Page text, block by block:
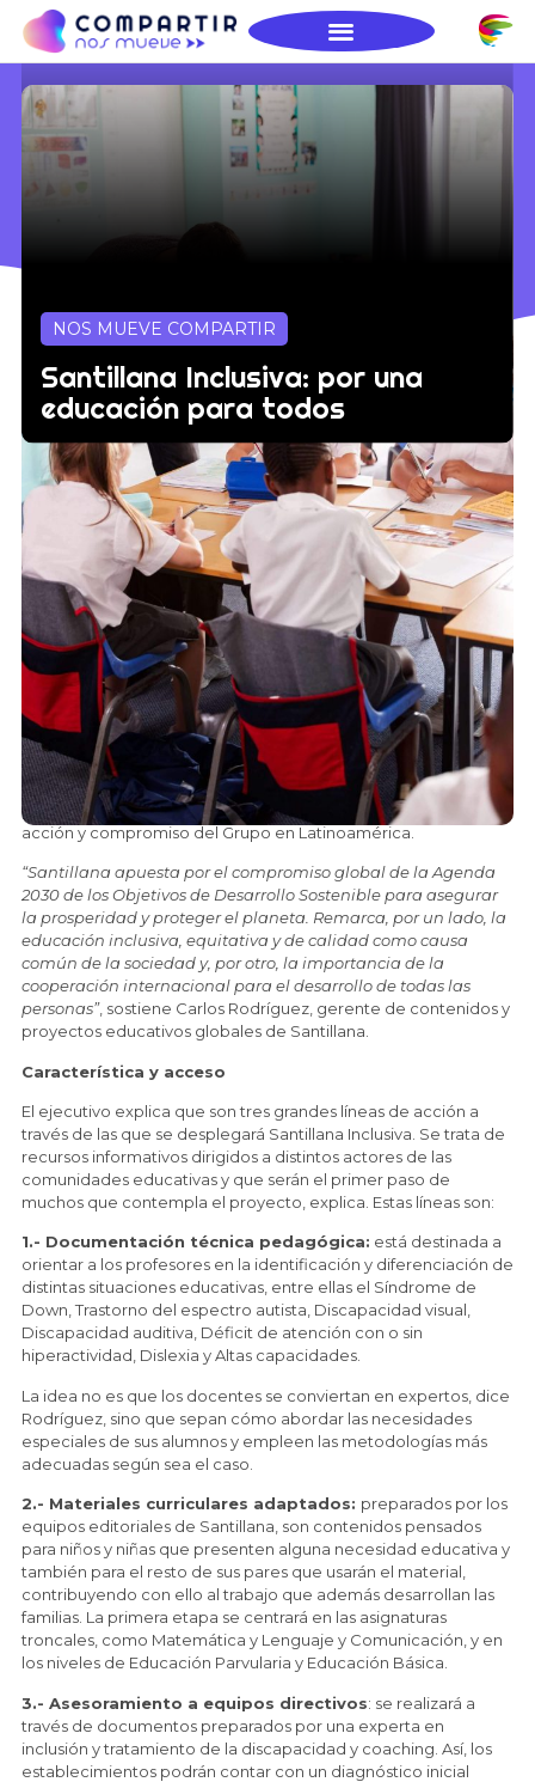
NOS MUEVE COMPARTIR
Santillana Inclusiva: por una
educación para todos
Proyecto busca colaborar con las
comunidades educativas de América
Latina para que puedan alcanzar un
impacto positivo en el bienestar
emocional y en los resultados de
estudiantes con capacidades diferentes
o diversidad funcional.
Bajo la premisa del Objetivo de Desarrollo Sustentable (ODS 4)
de la ONU, quesepropone“Garantizar una educación
inclusiva y equitativa de calidad y promover oportunidades
de aprendizaje permanente para todos”, en noviembre
próximo comenzará a desplegarse Santillana Inclusiva,
proyecto global que pone de manifiesto el propósito de
acción y compromiso del Grupo en Latinoamérica.
“Santillana apuesta por el compromiso global de la Agenda
2030 de los Objetivos de Desarrollo Sostenible para asegurar
la prosperidad y proteger el planeta. Remarca, por un lado, la
educación inclusiva, equitativa y de calidad como causa
común de la sociedad y, por otro, la importancia de la
cooperación internacional para el desarrollo de todas las
personas”, sostiene Carlos Rodríguez, gerente de contenidos y
proyectos educativos globales de Santillana.
Característica y acceso
El ejecutivo explica que son tres grandes líneas de acción a
través de las que se desplegará Santillana Inclusiva. Se trata de
recursos informativos dirigidos a distintos actores de las
comunidades educativas y que serán el primer paso de
muchos que contempla el proyecto, explica. Estas líneas son:
1.- Documentación técnica pedagógica: está destinada a
orientar a los profesores en la identificación y diferenciación de
distintas situaciones educativas, entre ellas el Síndrome de
Down, Trastorno del espectro autista, Discapacidad visual,
Discapacidad auditiva, Déficit de atención con o sin
hiperactividad, Dislexia y Altas capacidades.
La idea no es que los docentes se conviertan en expertos, dice
Rodríguez, sino que sepan cómo abordar las necesidades
especiales de sus alumnos y empleen las metodologías más
adecuadas según sea el caso.
2.- Materiales curriculares adaptados: preparados por los
equipos editoriales de Santillana, son contenidos pensados
para niños y niñas que presenten alguna necesidad educativa y
también para el resto de sus pares que usarán el material,
contribuyendo con ello al trabajo que además desarrollan las
familias. La primera etapa se centrará en las asignaturas
troncales, como Matemática y Lenguaje y Comunicación, y en
los niveles de Educación Parvularia y Educación Básica.
3.- Asesoramiento a equipos directivos: se realizará a
través de documentos preparados por una experta en
inclusión y tratamiento de la discapacidad y coaching. Así, los
establecimientos podrán contar con un diagnóstico inicial